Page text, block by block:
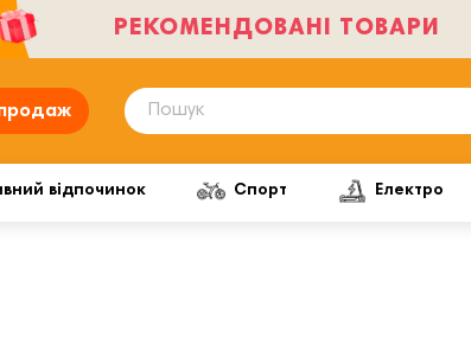
РЕКОМЕНДОВАНІ ТОВАРИ
відпочинок Спорт Електро